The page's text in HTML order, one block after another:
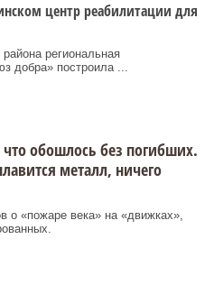
центр реабилитации для
региональная
добра» построила ...
обошлось без погибших.
металл, ничего
«пожаре века» на «движках»,